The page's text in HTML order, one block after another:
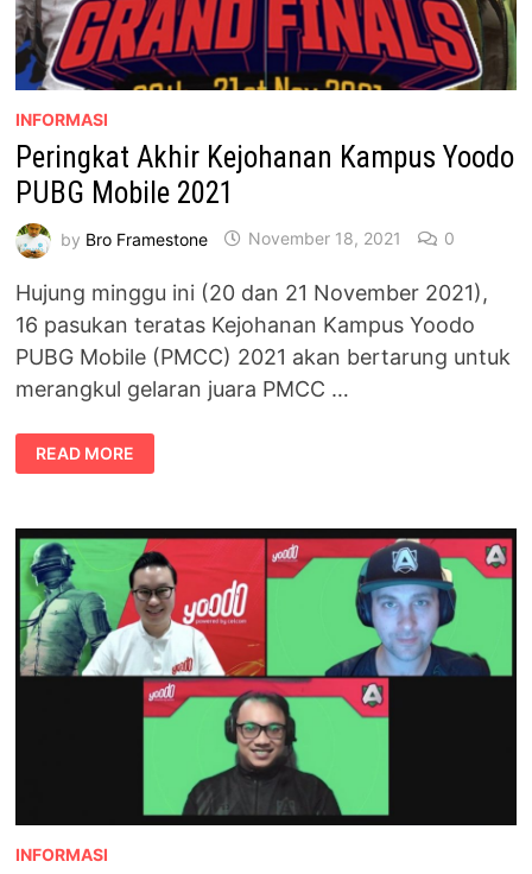
INFORMASI
Peringkat Akhir Kejohanan Kampus Yoodo
PUBG Mobile 2021
by Bro Framestone November 18, 2021 0
Hujung minggu ini (20 dan 21 November 2021),
16 pasukan teratas Kejohanan Kampus Yoodo
PUBG Mobile (PMCC) 2021 akan bertarung untuk
merangkul gelaran juara PMCC …
PERINGKAT
AKHIR
KEJOHANAN
PUBG
MOBILE
2021
READ MORE
INFORMASI